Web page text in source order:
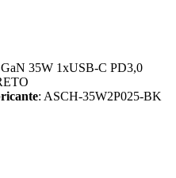
35W 1xUSB-C PD3,0
: ASCH-35W2P025-BK